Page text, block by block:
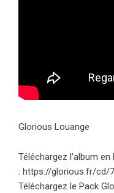
Glorious Louange
Téléchargez l’album
: https://glorious.fr/cd/
Téléchargez le Pack